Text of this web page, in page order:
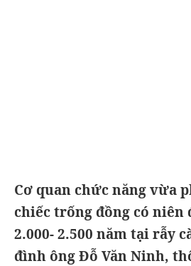
Cơ quan chức năng vừa
chiếc trống đồng có niên
2.000- 2.500 năm tại rẫy
đình ông Đỗ Văn Ninh,